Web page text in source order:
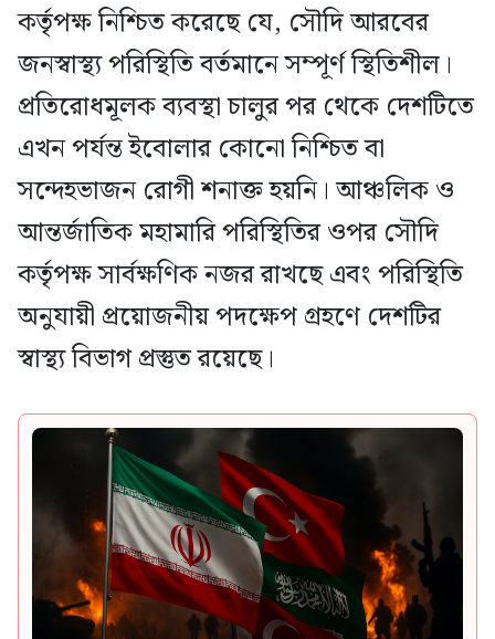
কর্তৃপক্ষ নিশ্চিত করেছে যে, সৌদি আরবের
জনস্বাস্থ্য পরিস্থিতি বর্তমানে সম্পূর্ণ স্থিতিশীল।
প্রতিরোধমূলক ব্যবস্থা চালুর পর থেকে দেশটিতে
এখন পর্যন্ত ইবোলার কোনো নিশ্চিত বা
সন্দেহভাজন রোগী শনাক্ত হয়নি। আঞ্চলিক ও
আন্তর্জাতিক মহামারি পরিস্থিতির ওপর সৌদি
কর্তৃপক্ষ সার্বক্ষণিক নজর রাখছে এবং পরিস্থিতি
অনুযায়ী প্রয়োজনীয় পদক্ষেপ গ্রহণে দেশটির
স্বাস্থ্য বিভাগ প্রস্তুত রয়েছে।